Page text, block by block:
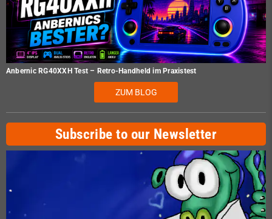
Anbernic RG40XXH Test – Retro-Handheld im Praxistest
ZUM BLOG
Subscribe to our Newsletter